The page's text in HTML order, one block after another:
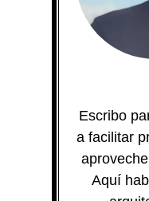
Escribo
a facilitar
Aquí